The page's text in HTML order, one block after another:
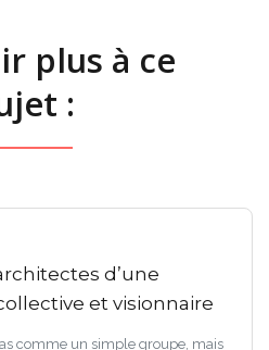
plus à ce
:
d’une
et visionnaire
comme un simple groupe, mais